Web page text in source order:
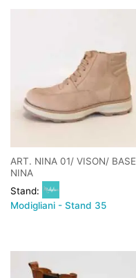
ART. NINA 01/ VISON/ BASE
NINA
Stand:
Modigliani - Stand 35